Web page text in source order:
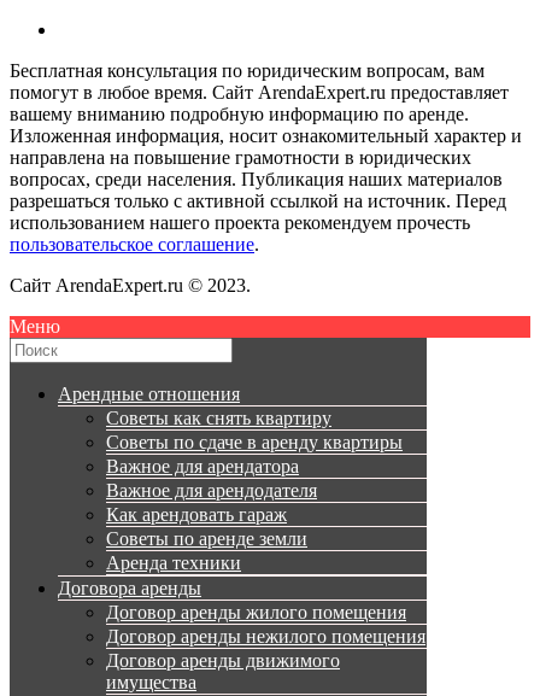
Бесплатная консультация по юридическим вопросам, вам
помогут в любое время. Сайт ArendaExpert.ru предоставляет
вашему вниманию подробную информацию по аренде.
Изложенная информация, носит ознакомительный характер и
направлена на повышение грамотности в юридических
вопросах, среди населения. Публикация наших материалов
разрешаться только с активной ссылкой на источник. Перед
использованием нашего проекта рекомендуем прочесть
пользовательское соглашение.
Сайт ArendaExpert.ru © 2023.
Меню
Арендные отношения
Советы как снять квартиру
Советы по сдаче в аренду квартиры
Важное для арендатора
Важное для арендодателя
Как арендовать гараж
Советы по аренде земли
Аренда техники
Договора аренды
Договор аренды жилого помещения
Договор аренды нежилого помещения
Договор аренды движимого
имущества